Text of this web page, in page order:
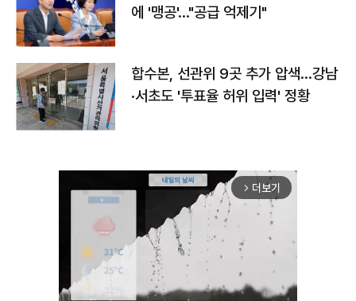
에 '맹공'…"공급 억제기"
합수본, 선관위 9곳 추가 압색…강남
·서초도 '투표율 허위 입력' 정황
arrow_forward_ios 더보기